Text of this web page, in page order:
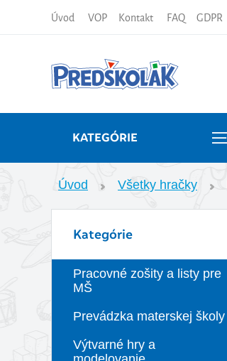
Úvod VOP Kontakt FAQ GDPR
KATEGÓRIE
Úvod Všetky hračky
Kategórie
Pracovné zošity a listy pre
MŠ
Prevádzka materskej školy
Výtvarné hry a